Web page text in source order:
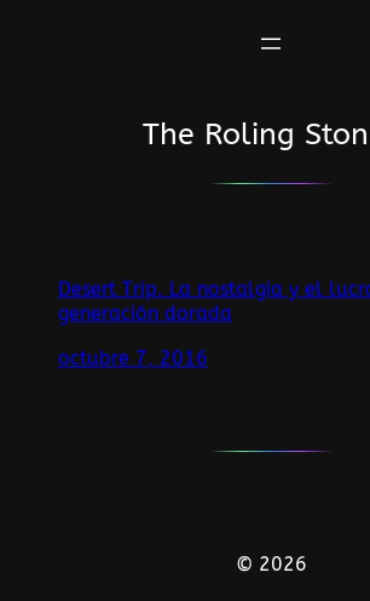
The Roling
Desert Trip. La nostalgia y el
generación dorada
octubre 7, 2016
© 2026